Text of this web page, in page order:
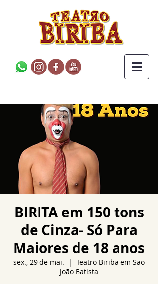
BIRITA em 150 tons
de Cinza- Só Para
Maiores de 18 anos
sex., 29 de mai.
  |
Teatro Biriba em São
João Batista